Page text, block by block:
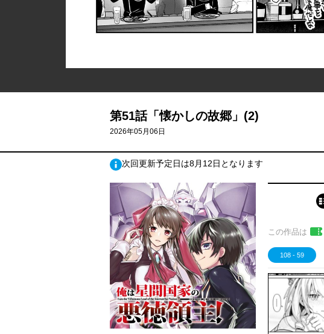
第51話「懐かしの故郷」(2)
2026年05月06日
次回更新予定日は8月12日となります
この作品は
108 - 59